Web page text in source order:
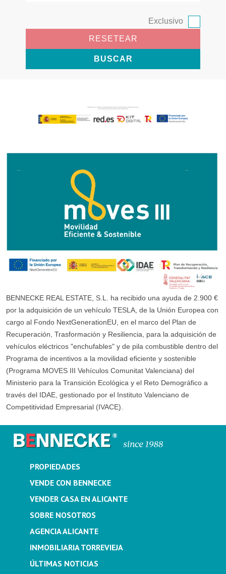
Exclusivo
RESETEAR
BUSCAR
BENNECKE REAL ESTATE, S.L. ha recibido una ayuda de 2.900 €
por la adquisición de un vehículo TESLA, de la Unión Europea con
cargo al Fondo NextGenerationEU, en el marco del Plan de
Recuperación, Trasformación y Resiliencia, para la adquisición de
vehículos eléctricos "enchufables" y de pila combustible dentro del
Programa de incentivos a la movilidad eficiente y sostenible
(Programa MOVES III Vehículos Comunitat Valenciana) del
Ministerio para la Transición Ecológica y el Reto Demográfico a
través del IDAE, gestionado por el Instituto Valenciano de
Competitividad Empresarial (IVACE).
PROPIEDADES
VENDE CON BENNECKE
VENDER CASA EN ALICANTE
SOBRE NOSOTROS
AGENCIA ALICANTE
INMOBILIARIA TORREVIEJA
ÚLTIMAS NOTICIAS